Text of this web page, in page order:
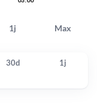
1j Max
30d 1j